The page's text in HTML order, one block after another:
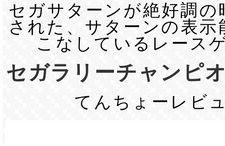
セガサターンが絶好調の
された、サターンの表示
こなしているレース
セガラリーチャンピ
てんちょーレビ